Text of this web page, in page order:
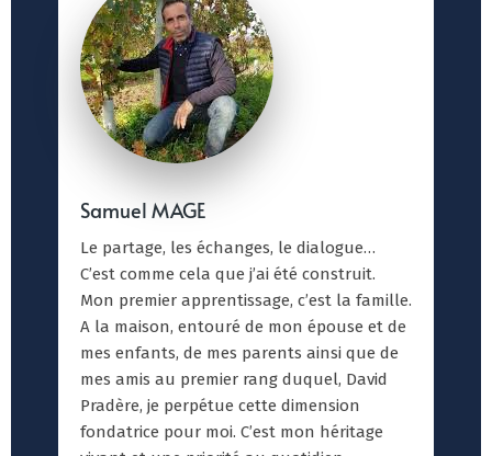
Samuel MAGE
Le partage, les échanges, le dialogue…
C’est comme cela que j’ai été construit.
Mon premier apprentissage, c’est la famille.
A la maison, entouré de mon épouse et de
mes enfants, de mes parents ainsi que de
mes amis au premier rang duquel, David
Pradère, je perpétue cette dimension
fondatrice pour moi. C’est mon héritage